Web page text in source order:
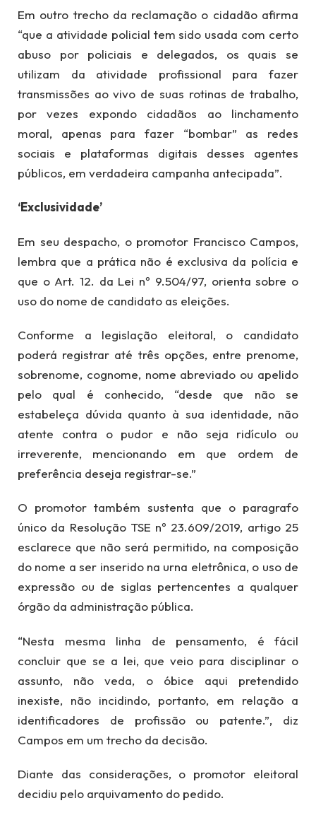
Em outro trecho da reclamação o cidadão afirma
“que a atividade policial tem sido usada com certo
abuso por policiais e delegados, os quais se
utilizam da atividade profissional para fazer
transmissões ao vivo de suas rotinas de trabalho,
por vezes expondo cidadãos ao linchamento
moral, apenas para fazer “bombar” as redes
sociais e plataformas digitais desses agentes
públicos, em verdadeira campanha antecipada”.
‘Exclusividade’
Em seu despacho, o promotor Francisco Campos,
lembra que a prática não é exclusiva da polícia e
que o Art. 12. da Lei nº 9.504/97, orienta sobre o
uso do nome de candidato as eleições.
Conforme a legislação eleitoral, o candidato
poderá registrar até três opções, entre prenome,
sobrenome, cognome, nome abreviado ou apelido
pelo qual é conhecido, “desde que não se
estabeleça dúvida quanto à sua identidade, não
atente contra o pudor e não seja ridículo ou
irreverente, mencionando em que ordem de
preferência deseja registrar-se.”
O promotor também sustenta que o paragrafo
único da Resolução TSE nº 23.609/2019, artigo 25
esclarece que não será permitido, na composição
do nome a ser inserido na urna eletrônica, o uso de
expressão ou de siglas pertencentes a qualquer
órgão da administração pública.
“Nesta mesma linha de pensamento, é fácil
concluir que se a lei, que veio para disciplinar o
assunto, não veda, o óbice aqui pretendido
inexiste, não incidindo, portanto, em relação a
identificadores de profissão ou patente.”, diz
Campos em um trecho da decisão.
Diante das considerações, o promotor eleitoral
decidiu pelo arquivamento do pedido.